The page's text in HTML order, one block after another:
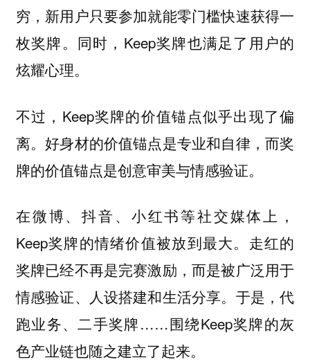
穷，新用户只要参加就能零门槛快速获得一
枚奖牌。同时，Keep奖牌也满足了用户的
炫耀心理。
不过，Keep奖牌的价值锚点似乎出现了偏
离。好身材的价值锚点是专业和自律，而奖
牌的价值锚点是创意审美与情感验证。
在微博、抖音、小红书等社交媒体上，
Keep奖牌的情绪价值被放到最大。走红的
奖牌已经不再是完赛激励，而是被广泛用于
情感验证、人设搭建和生活分享。于是，代
跑业务、二手奖牌……围绕Keep奖牌的灰
色产业链也随之建立了起来。